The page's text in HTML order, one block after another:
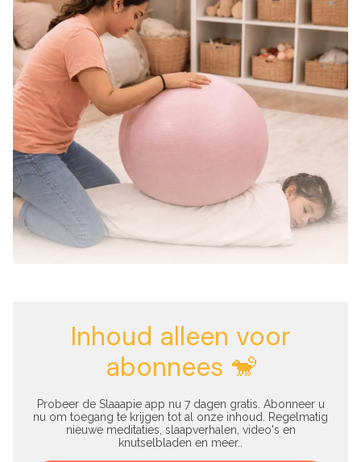
Inhoud alleen voor
abonnees 🐒
Probeer de Slaaapie app nu 7 dagen gratis. Abonneer u
nu om toegang te krijgen tot al onze inhoud. Regelmatig
nieuwe meditaties, slaapverhalen, video's en
knutselbladen en meer..